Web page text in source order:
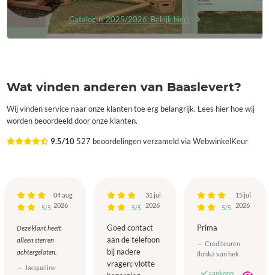
Catalogus 2025/2026: Bekijk hier!
Wat vinden anderen van Baaslevert?
Wij vinden service naar onze klanten toe erg belangrijk. Lees hier hoe wij
worden beoordeeld door onze klanten.
9.5/10 527 beoordelingen verzameld via WebwinkelKeur
5/5
04 aug
2026
Deze klant heeft
alleen sterren
achtergelaten.
Jacqueline
5/5
31 jul
2026
Goed contact
aan de telefoon
bij nadere
vragen; vlotte
5/5
15 jul
2026
Prima
Crediteuren
Ilonka van hek
aankoop